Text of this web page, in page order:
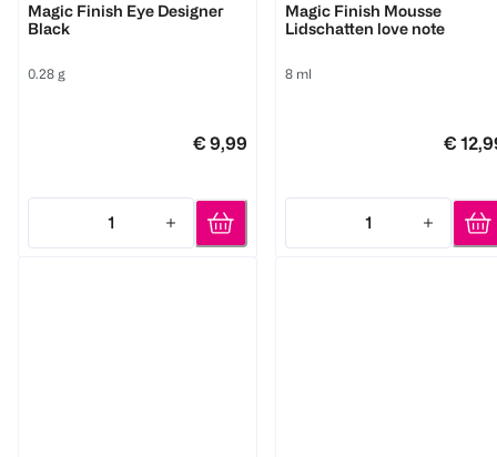
Magic Finish Eye Designer
Black
0.28 g
€ 9,99
1
Quantity: 1
Magic Finish Mousse
Lidschatten love note
8 ml
€
1
Quantity: 1